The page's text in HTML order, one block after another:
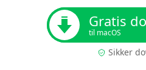
Gratis
til macOS
Sikker